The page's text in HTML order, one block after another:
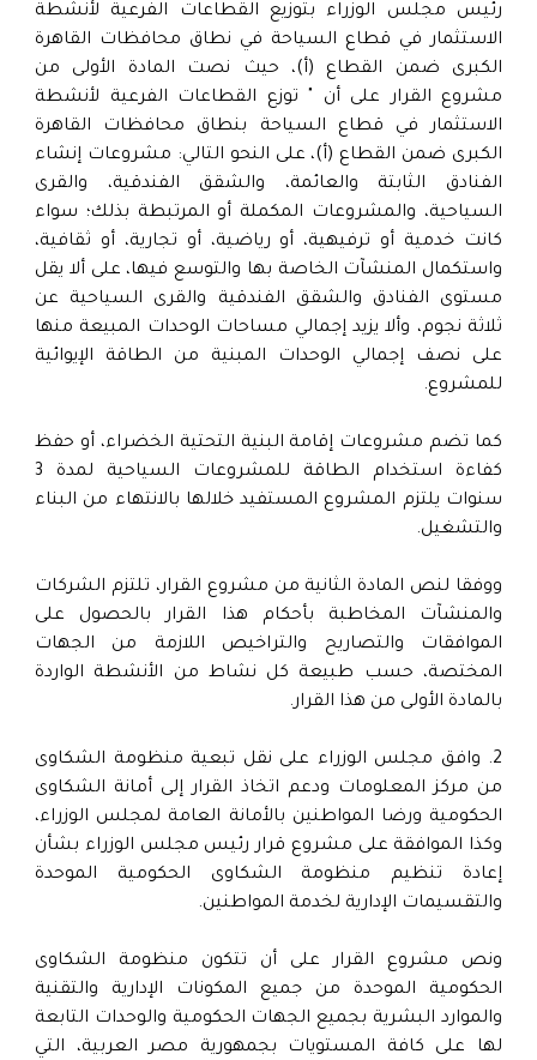
رئيس مجلس الوزراء بتوزيع القطاعات الفرعية لأنشطة
الاستثمار في قطاع السياحة في نطاق محافظات القاهرة
الكبرى ضمن القطاع (أ)، حيث نصت المادة الأولى من
مشروع القرار على أن " توزع القطاعات الفرعية لأنشطة
الاستثمار في قطاع السياحة بنطاق محافظات القاهرة
الكبرى ضمن القطاع (أ)، على النحو التالي: مشروعات إنشاء
الفنادق الثابتة والعائمة، والشقق الفندقية، والقرى
السياحية، والمشروعات المكملة أو المرتبطة بذلك؛ سواء
كانت خدمية أو ترفيهية، أو رياضية، أو تجارية، أو ثقافية،
واستكمال المنشآت الخاصة بها والتوسع فيها، على ألا يقل
مستوى الفنادق والشقق الفندقية والقرى السياحية عن
ثلاثة نجوم، وألا يزيد إجمالي مساحات الوحدات المبيعة منها
على نصف إجمالي الوحدات المبنية من الطاقة الإيوائية
للمشروع.
كما تضم مشروعات إقامة البنية التحتية الخضراء، أو حفظ
كفاءة استخدام الطاقة للمشروعات السياحية لمدة 3
سنوات يلتزم المشروع المستفيد خلالها بالانتهاء من البناء
والتشغيل.
ووفقا لنص المادة الثانية من مشروع القرار، تلتزم الشركات
والمنشآت المخاطبة بأحكام هذا القرار بالحصول على
الموافقات والتصاريح والتراخيص اللازمة من الجهات
المختصة، حسب طبيعة كل نشاط من الأنشطة الواردة
بالمادة الأولى من هذا القرار.
2. وافق مجلس الوزراء على نقل تبعية منظومة الشكاوى
من مركز المعلومات ودعم اتخاذ القرار إلى أمانة الشكاوى
الحكومية ورضا المواطنين بالأمانة العامة لمجلس الوزراء،
وكذا الموافقة على مشروع قرار رئيس مجلس الوزراء بشأن
إعادة تنظيم منظومة الشكاوى الحكومية الموحدة
والتقسيمات الإدارية لخدمة المواطنين.
ونص مشروع القرار على أن تتكون منظومة الشكاوى
الحكومية الموحدة من جميع المكونات الإدارية والتقنية
والموارد البشرية بجميع الجهات الحكومية والوحدات التابعة
لها على كافة المستويات بجمهورية مصر العربية، التي